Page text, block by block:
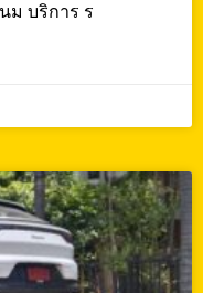
ม บริการ ร